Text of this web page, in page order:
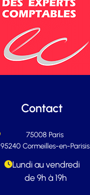
Contact
75008 Paris
95240 Cormeilles-en-Parisis
Lundi au vendredi
de 9h à 19h